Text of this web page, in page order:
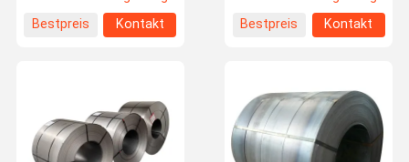
Bestpreis
Kontakt
Bestpreis
Kontakt